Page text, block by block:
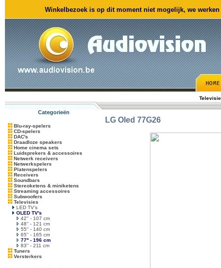
Winkelbezoek is op dit moment niet mogelijk, we
Categorieën
Blu-ray-spelers
CD-spelers
DAC's
Draadloze speakers
Home cinema sets
Luidsprekers & accessoires
Netwerk receivers
Netwerkspelers
Platenspelers
Receivers
Soundbars
Stereoketens & miniketens
Streaming accessoires
Subwoofers
Televisies
LED TV's
OLED TV's
42'' - 107 cm
48'' - 121 cm
55'' - 140 cm
65'' - 165 cm
77'' - 196 cm
83'' - 211 cm
Tuners
Versterkers
LG Oled 77G26